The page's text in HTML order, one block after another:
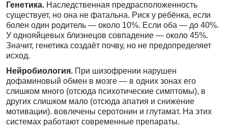
Генетика. Наследственная предрасположенность
существует, но она не фатальна. Риск у ребёнка, если
болен один родитель — около 10%. Если оба — до 40%.
У однояйцевых близнецов совпадение — около 45%.
Значит, генетика создаёт почву, но не предопределяет
исход.
Нейробиология. При шизофрении нарушен
дофаминовый обмен в мозге — в одних зонах его
слишком много (отсюда психотические симптомы), в
других слишком мало (отсюда апатия и снижение
мотивации). вовлечены серотонин и глутамат. На этих
системах работают современные препараты.